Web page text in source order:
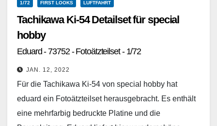
1/72 FIRST LOOKS LUFTFAHRT
Tachikawa Ki-54 Detailset für special
hobby
Eduard - 73752 - Fotoätzteilset - 1/72
JAN. 12, 2022
Für die Tachikawa Ki-54 von special hobby hat
eduard ein Fotoätzteilset herausgebracht. Es enthält
eine mehrfarbig bedruckte Platine und die